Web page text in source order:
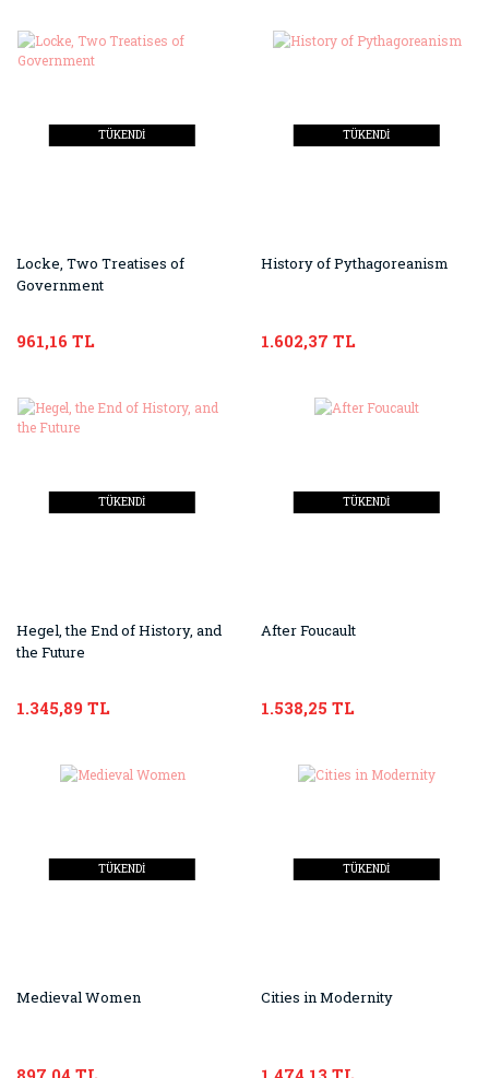
TÜKENDİ
Locke, Two Treatises of
Government
961,16 TL
TÜKENDİ
History of Pythagoreanism
1.602,37 TL
TÜKENDİ
Hegel, the End of History, and
the Future
1.345,89 TL
TÜKENDİ
After Foucault
1.538,25 TL
TÜKENDİ
Medieval Women
TÜKENDİ
Cities in Modernity